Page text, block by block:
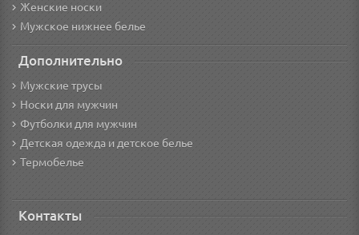
Женские носки
Мужское нижнее белье
Дополнительно
Мужские трусы
Носки для мужчин
Футболки для мужчин
Детская одежда и детское белье
Термобелье
Контакты